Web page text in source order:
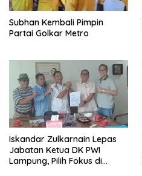
Subhan Kembali Pimpin
Partai Golkar Metro
Iskandar Zulkarnain Lepas
Jabatan Ketua DK PWI
Lampung, Pilih Fokus di